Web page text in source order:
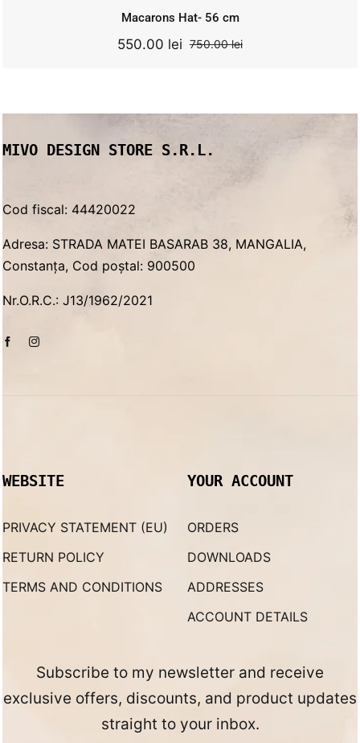
Macarons Hat- 56 cm
750.00leiOriginal
550.00 lei
Current
MIVO DESIGN STORE S.R.L.
Cod fiscal: 44420022
Adresa: STRADA MATEI BASARAB 38, MANGALIA,
Constanța, Cod poștal: 900500
Nr.O.R.C.: J13/1962/2021
WEBSITE
PRIVACY STATEMENT (EU)
RETURN POLICY
TERMS AND CONDITIONS
YOUR ACCOUNT
ORDERS
DOWNLOADS
ADDRESSES
ACCOUNT DETAILS
Subscribe to my newsletter and receive
exclusive offers, discounts, and product updates
straight to your inbox.